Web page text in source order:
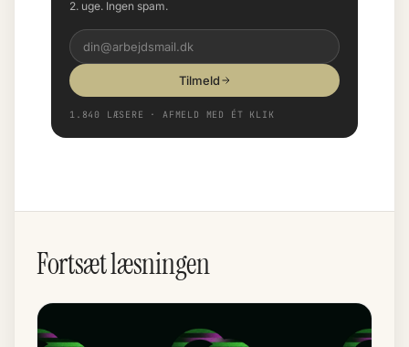
2. uge. Ingen spam.
Tilmeld
1.840 LÆSERE · AFMELD MED ÉT KLIK
Fortsæt læsningen